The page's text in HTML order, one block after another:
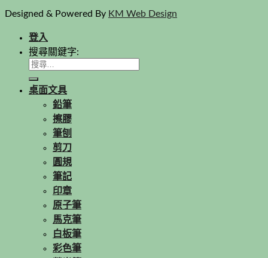
Designed & Powered By KM Web Design
登入
搜尋關鍵字:
桌面文具
鉛筆
擦膠
筆刨
剪刀
圓規
筆記
印章
原子筆
馬克筆
白板筆
彩色筆